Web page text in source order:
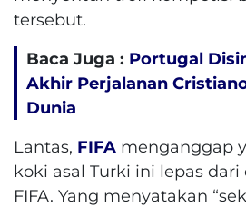
tersebut.
Baca Juga : Portugal
Akhir Perjalanan
Dunia
Lantas, FIFA menganggap
koki asal Turki ini lepas
FIFA. Yang menyatakan